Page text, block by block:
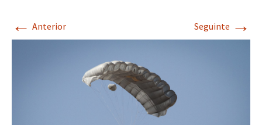
← Anterior Seguinte →